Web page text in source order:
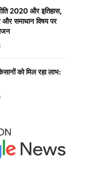
नीति 2020 और इतिहास,
और समाधान विषय पर
को मिल रहा लाभ: